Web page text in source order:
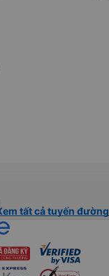
tất cả tuyến đường